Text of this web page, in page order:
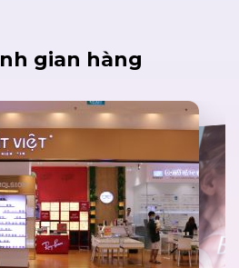
gian hàng